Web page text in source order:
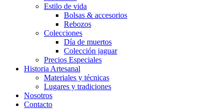
Estilo de vida
Bolsas & accesorios
Rebozos
Colecciones
Día de muertos
Colección jaguar
Precios Especiales
Historia Artesanal
Materiales y técnicas
Lugares y tradiciones
Nosotros
Contacto